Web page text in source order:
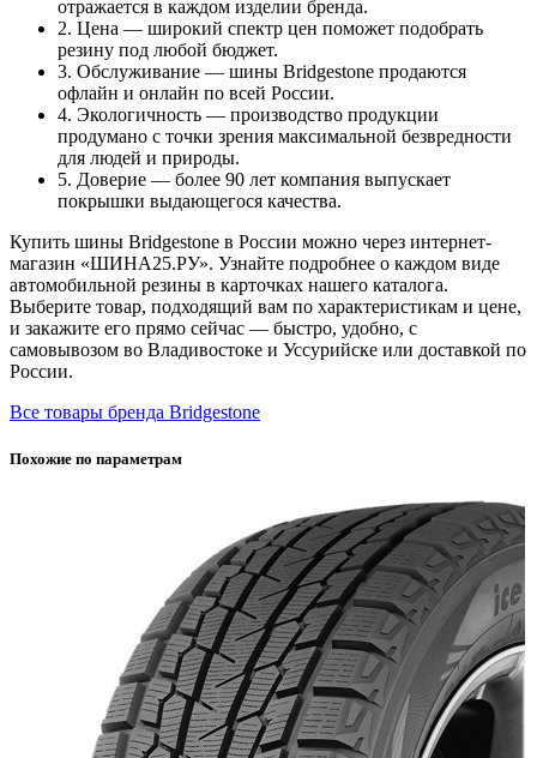
отражается в каждом изделии бренда.
2. Цена — широкий спектр цен поможет подобрать
резину под любой бюджет.
3. Обслуживание — шины Bridgestone продаются
офлайн и онлайн по всей России.
4. Экологичность — производство продукции
продумано с точки зрения максимальной безвредности
для людей и природы.
5. Доверие — более 90 лет компания выпускает
покрышки выдающегося качества.
Купить шины Bridgestone в России можно через интернет-
магазин «ШИНА25.РУ». Узнайте подробнее о каждом виде
автомобильной резины в карточках нашего каталога.
Выберите товар, подходящий вам по характеристикам и цене,
и закажите его прямо сейчас — быстро, удобно, с
самовывозом во Владивостоке и Уссурийске или доставкой по
России.
Все товары бренда Bridgestone
Похожие по параметрам